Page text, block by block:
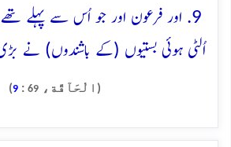
9. اور فرعون اور جو اُس سے پہلے
اُلٹی ہوئی بستیوں (کے باشندوں) نے
(الْحَآقَّة،69
:
9
)